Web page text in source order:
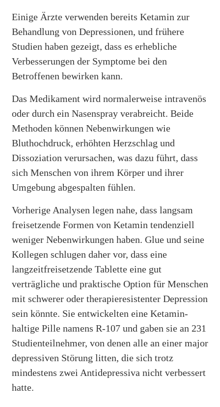
Einige Ärzte verwenden bereits Ketamin zur
Behandlung von Depressionen, und frühere
Studien haben gezeigt, dass es erhebliche
Verbesserungen der Symptome bei den
Betroffenen bewirken kann.
Das Medikament wird normalerweise intravenös
oder durch ein Nasenspray verabreicht. Beide
Methoden können Nebenwirkungen wie
Bluthochdruck, erhöhten Herzschlag und
Dissoziation verursachen, was dazu führt, dass
sich Menschen von ihrem Körper und ihrer
Umgebung abgespalten fühlen.
Vorherige Analysen legen nahe, dass langsam
freisetzende Formen von Ketamin tendenziell
weniger Nebenwirkungen haben. Glue und seine
Kollegen schlugen daher vor, dass eine
langzeitfreisetzende Tablette eine gut
verträgliche und praktische Option für Menschen
mit schwerer oder therapieresistenter Depression
sein könnte. Sie entwickelten eine Ketamin-
haltige Pille namens R-107 und gaben sie an 231
Studienteilnehmer, von denen alle an einer major
depressiven Störung litten, die sich trotz
mindestens zwei Antidepressiva nicht verbessert
hatte.